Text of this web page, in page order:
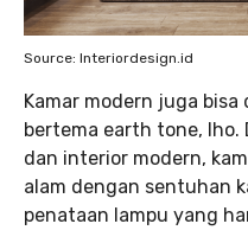
Source: Interiordesign.id
Kamar modern juga
bertema earth tone,
dan interior modern,
alam dengan sentuhan
penataan lampu yang